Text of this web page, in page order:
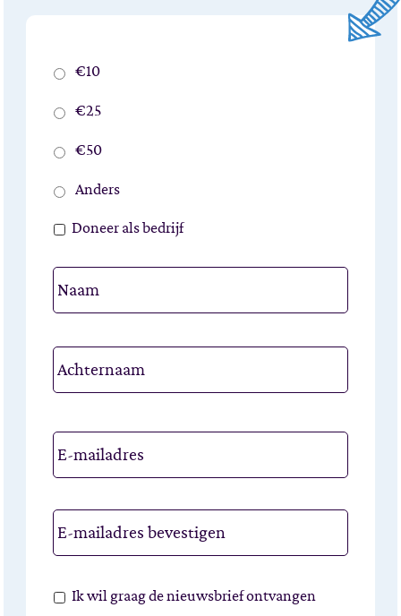
Prijs€10
€25
€50
Anders
Doneer
bedrijf
Doneer als bedrijf
Naam
E-
mailadres
Nieuwsbrief
Ik wil graag de nieuwsbrief ontvangen